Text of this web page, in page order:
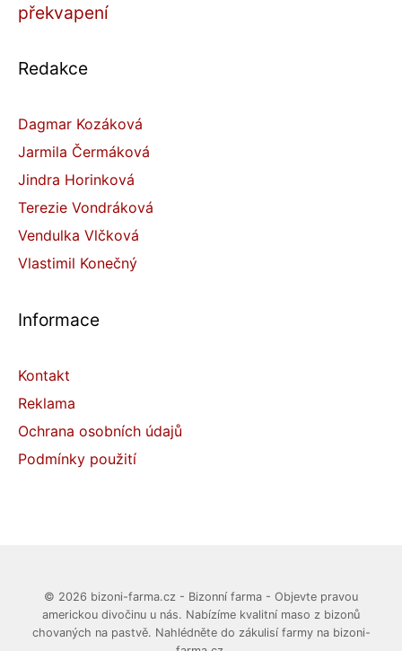
překvapení
Redakce
Dagmar Kozáková
Jarmila Čermáková
Jindra Horinková
Terezie Vondráková
Vendulka Vlčková
Vlastimil Konečný
Informace
Kontakt
Reklama
Ochrana osobních údajů
Podmínky použití
© 2026 bizoni-farma.cz - Bizonní farma - Objevte pravou
americkou divočinu u nás. Nabízíme kvalitní maso z bizonů
chovaných na pastvě. Nahlédněte do zákulisí farmy na bizoni-